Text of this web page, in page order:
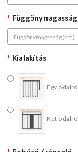
Függönymagasság
Kialakítás
Egy
Két